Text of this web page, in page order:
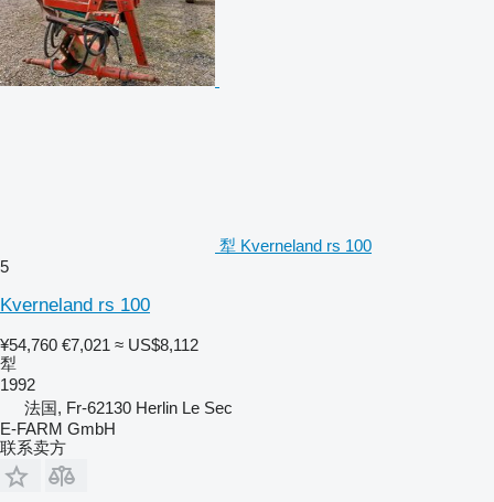
犁 Kverneland rs 100
5
Kverneland rs 100
¥54,760 €7,021 ≈ US$8,112
犁
1992
法国, Fr-62130 Herlin Le Sec
E-FARM GmbH
联系卖方